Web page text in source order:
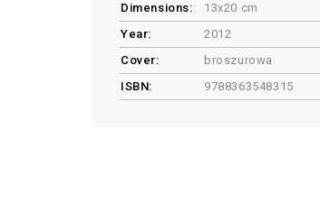
Dimensions:
13x20 cm
Year:
2012
Cover:
broszurowa
ISBN:
9788363548315